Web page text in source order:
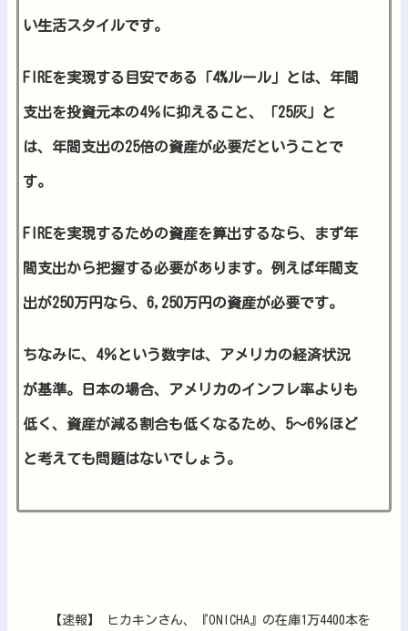
い生活スタイルです。
FIREを実現する目安である「4%ルール」とは、年間
支出を投資元本の4％に抑えること、「25灰」と
は、年間支出の25倍の資産が必要だということで
す。
FIREを実現するための資産を算出するなら、まず年
間支出から把握する必要があります。例えば年間支
出が250万円なら、6,250万円の資産が必要です。
ちなみに、4％という数字は、アメリカの経済状況
が基準。日本の場合、アメリカのインフレ率よりも
低く、資産が減る割合も低くなるため、5～6％ほど
と考えても問題はないでしょう。
【速報】 ヒカキンさん、『ONICHA』の在庫1万4400本を